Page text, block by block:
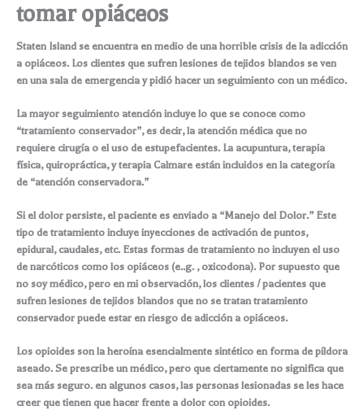
tomar opiáceos
Staten Island se encuentra en medio de una horrible crisis de la adicción
a opiáceos. Los clientes que sufren lesiones de tejidos blandos se ven
en una sala de emergencia y pidió hacer un seguimiento con un médico.
La mayor seguimiento atención incluye lo que se conoce como
“tratamiento conservador”, es decir, la atención médica que no
requiere cirugía o el uso de estupefacientes. La acupuntura, terapia
física, quiropráctica, y terapia Calmare están incluidos en la categoría
de “atención conservadora.”
Si el dolor persiste, el paciente es enviado a “Manejo del Dolor.” Este
tipo de tratamiento incluye inyecciones de activación de puntos,
epidural, caudales, etc. Estas formas de tratamiento no incluyen el uso
de narcóticos como los opiáceos (e..g. , oxicodona). Por supuesto que
no soy médico, pero en mi observación, los clientes / pacientes que
sufren lesiones de tejidos blandos que no se tratan tratamiento
conservador puede estar en riesgo de adicción a opiáceos.
Los opioides son la heroína esencialmente sintético en forma de píldora
aseado. Se prescribe un médico, pero que ciertamente no significa que
sea más seguro. en algunos casos, las personas lesionadas se les hace
creer que tienen que hacer frente a dolor con opioides.